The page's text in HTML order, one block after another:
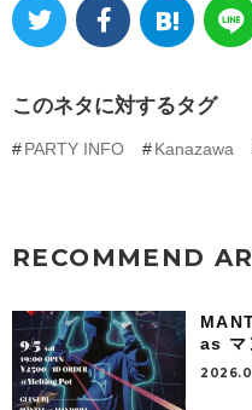
このネタに対するタグ
PARTY INFO Kanazawa
RECOMMEND
as マ